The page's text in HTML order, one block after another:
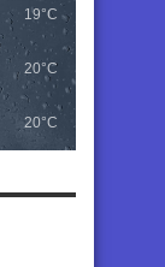
19°C
20°C
20°C